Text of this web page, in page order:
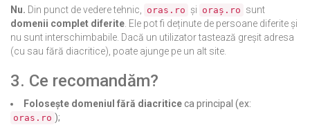
Nu. Din punct de vedere tehnic, oras.ro și oraș.ro sunt
domenii complet diferite. Ele pot fi deținute de persoane diferite și
nu sunt interschimbabile. Dacă un utilizator tastează greșit adresa
(cu sau fără diacritice), poate ajunge pe un alt site.
3. Ce recomandăm?
Folosește domeniul fără diacriticeca principal (ex:
oras.ro );